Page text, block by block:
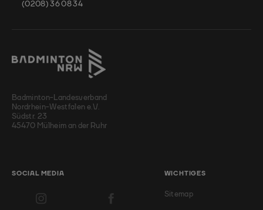
(0208) 36 08 34
Badminton-Landesverband
Nordrhein-Westfalen e.V.
Südstr. 23
45470 Mülheim an der Ruhr
SOCIAL MEDIA WICHTIGES
Sitemap